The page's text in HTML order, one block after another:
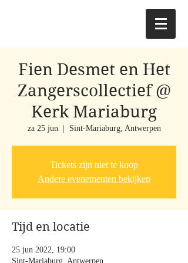
Fien Desmet en Het
Zangerscollectief @
Kerk Mariaburg
za 25 jun
  |
Sint-Mariaburg, Antwerpen
Tickets zijn niet te koop
Andere evenementen bekijken
Tijd en locatie
25 jun 2022, 19:00
Sint-Mariaburg, Antwerpen